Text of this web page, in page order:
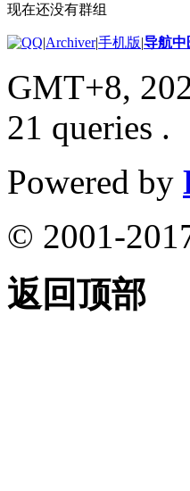
现在还没有群组
|Archiver|手机版|导航中
GMT+8,
21 queries .
Powered by
© 2001-
返回顶部